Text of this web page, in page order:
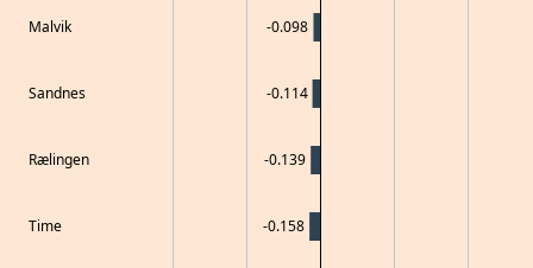
Malvik
Sandnes
Rælingen
Time
-0.098
-0.114
-0.139
-0.158